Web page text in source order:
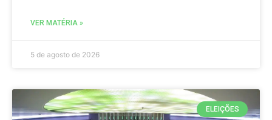
VER MATÉRIA »
5 de agosto de 2026
ELEIÇÕES